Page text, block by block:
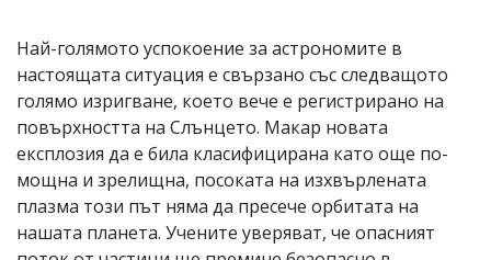
Най-голямото успокоение за астрономите в
настоящата ситуация е свързано със следващото
голямо изригване, което вече е регистрирано на
повърхността на Слънцето. Макар новата
експлозия да е била класифицирана като още по-
мощна и зрелищна, посоката на изхвърлената
плазма този път няма да пресече орбитата на
нашата планета. Учените уверяват, че опасният